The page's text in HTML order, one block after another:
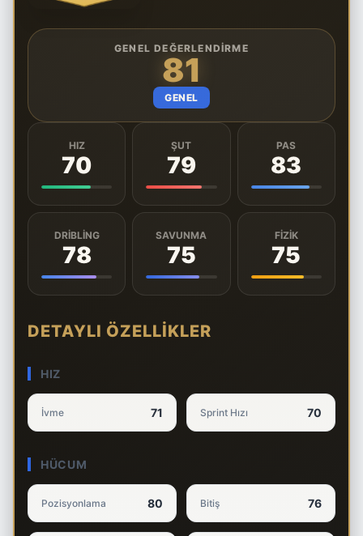
GENEL DEĞERLENDIRME
81
GENEL
HIZ
70
ŞUT
79
PAS
83
DRIBLING
78
SAVUNMA
75
FIZIK
75
DETAYLI ÖZELLIKLER
HIZ
İvme 71 Sprint Hızı 70
HÜCUM
Pozisyonlama 80 Bitiş 76